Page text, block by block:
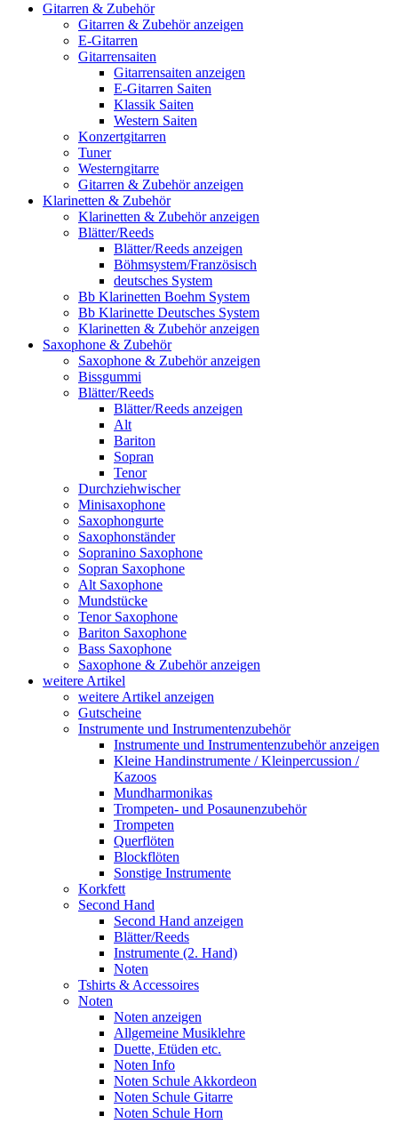
Gitarren & Zubehör
Gitarren & Zubehör anzeigen
E-Gitarren
Gitarrensaiten
Gitarrensaiten anzeigen
E-Gitarren Saiten
Klassik Saiten
Western Saiten
Konzertgitarren
Tuner
Westerngitarre
Gitarren & Zubehör anzeigen
Klarinetten & Zubehör
Klarinetten & Zubehör anzeigen
Blätter/Reeds
Blätter/Reeds anzeigen
Böhmsystem/Französisch
deutsches System
Bb Klarinetten Boehm System
Bb Klarinette Deutsches System
Klarinetten & Zubehör anzeigen
Saxophone & Zubehör
Saxophone & Zubehör anzeigen
Bissgummi
Blätter/Reeds
Blätter/Reeds anzeigen
Alt
Bariton
Sopran
Tenor
Durchziehwischer
Minisaxophone
Saxophongurte
Saxophonständer
Sopranino Saxophone
Sopran Saxophone
Alt Saxophone
Mundstücke
Tenor Saxophone
Bariton Saxophone
Bass Saxophone
Saxophone & Zubehör anzeigen
weitere Artikel
weitere Artikel anzeigen
Gutscheine
Instrumente und Instrumentenzubehör
Instrumente und Instrumentenzubehör anzeigen
Kleine Handinstrumente / Kleinpercussion /
Kazoos
Mundharmonikas
Trompeten- und Posaunenzubehör
Trompeten
Querflöten
Blockflöten
Sonstige Instrumente
Korkfett
Second Hand
Second Hand anzeigen
Blätter/Reeds
Instrumente (2. Hand)
Noten
Tshirts & Accessoires
Noten
Noten anzeigen
Allgemeine Musiklehre
Duette, Etüden etc.
Noten Info
Noten Schule Akkordeon
Noten Schule Gitarre
Noten Schule Horn